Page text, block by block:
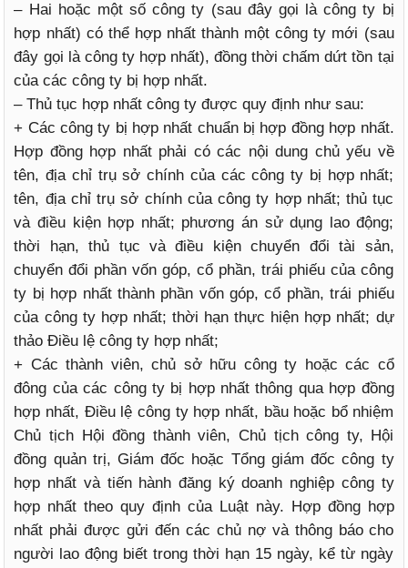
– Hai hoặc một số công ty (sau đây gọi là công ty bị
hợp nhất) có thể hợp nhất thành một công ty mới (sau
đây gọi là công ty hợp nhất), đồng thời chấm dứt tồn tại
của các công ty bị hợp nhất.
– Thủ tục hợp nhất công ty được quy định như sau:
+ Các công ty bị hợp nhất chuẩn bị hợp đồng hợp nhất.
Hợp đồng hợp nhất phải có các nội dung chủ yếu về
tên, địa chỉ trụ sở chính của các công ty bị hợp nhất;
tên, địa chỉ trụ sở chính của công ty hợp nhất; thủ tục
và điều kiện hợp nhất; phương án sử dụng lao động;
thời hạn, thủ tục và điều kiện chuyển đổi tài sản,
chuyển đổi phần vốn góp, cổ phần, trái phiếu của công
ty bị hợp nhất thành phần vốn góp, cổ phần, trái phiếu
của công ty hợp nhất; thời hạn thực hiện hợp nhất; dự
thảo Điều lệ công ty hợp nhất;
+ Các thành viên, chủ sở hữu công ty hoặc các cổ
đông của các công ty bị hợp nhất thông qua hợp đồng
hợp nhất, Điều lệ công ty hợp nhất, bầu hoặc bổ nhiệm
Chủ tịch Hội đồng thành viên, Chủ tịch công ty, Hội
đồng quản trị, Giám đốc hoặc Tổng giám đốc công ty
hợp nhất và tiến hành đăng ký doanh nghiệp công ty
hợp nhất theo quy định của Luật này. Hợp đồng hợp
nhất phải được gửi đến các chủ nợ và thông báo cho
người lao động biết trong thời hạn 15 ngày, kể từ ngày